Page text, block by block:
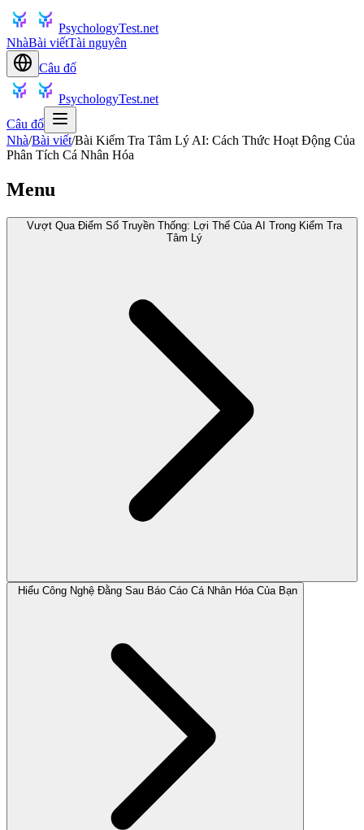
PsychologyTest.net
NhàBài viếtTài nguyên
Câu đố
PsychologyTest.net
Câu đố
Nhà/Bài viết/Bài Kiểm Tra Tâm Lý AI: Cách Thức Hoạt Động Của
Phân Tích Cá Nhân Hóa
Menu
Vượt Qua Điểm Số Truyền Thống: Lợi Thế Của AI Trong Kiểm Tra
Tâm Lý
Hiểu Công Nghệ Đằng Sau Báo Cáo Cá Nhân Hóa Của Bạn